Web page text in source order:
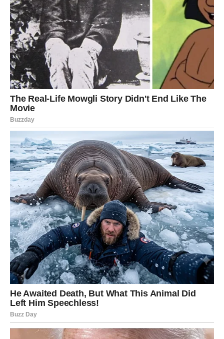
isticala da je sa suprugom komunicirala samo preko svog
advokata. Bivši srpski reprezentativac trenutno živi u
Istanbulu, gde je dugo godina igrao za Bešiktaš.
Šta znači kad vašem psu pocrveni nos? Može
biti više razloga za to, al u ovim slučajevima
obavezno morate kod veterinara
Promjena boje nosa nije nužno opasna ni na koji način, niti
znači da biste trebali odmah biti zabrinuti. Najvjerovatniji uzroci
su promjene vremena i starosti psa, ali zajedno s drugim
simptomima može ukazivati ​​na ozbiljnije bolest Vlasnici pasa
često primjećuju i najmanje promjene u izgledu svog ljubimca.
Svaka, pa i najmanja promjena može izazvati opravdanu